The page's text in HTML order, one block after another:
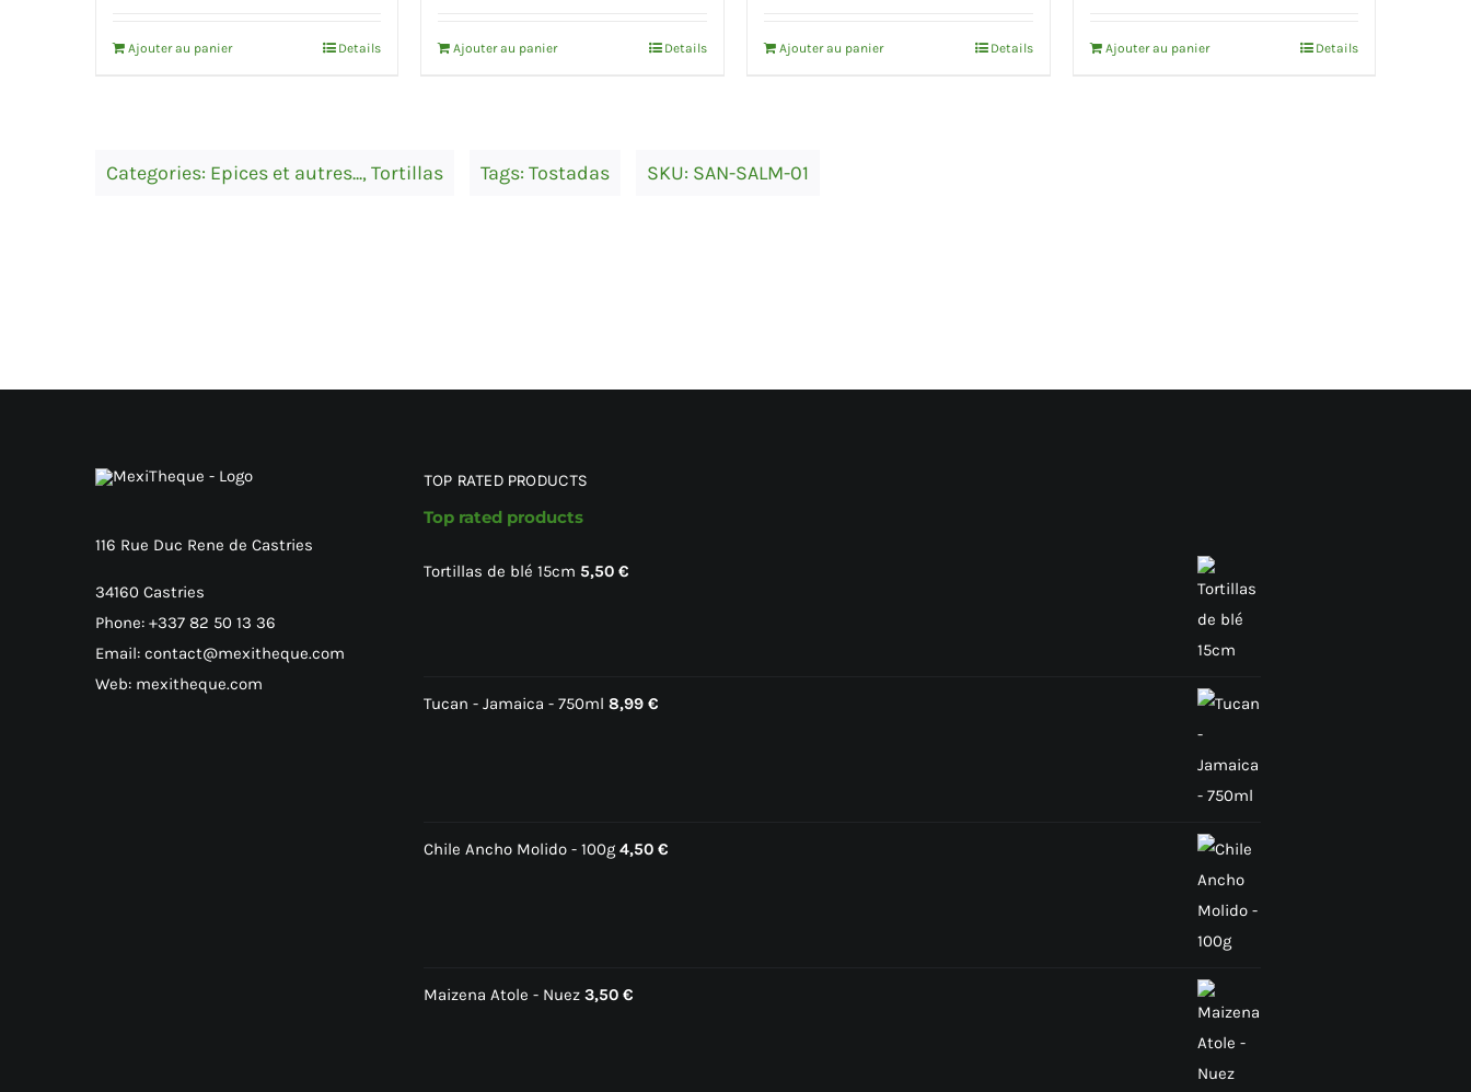
Ajouter au panier Details Ajouter au panier Details Ajouter au panier Details Ajouter au panier Details
Categories: Epices et autres...,Tortillas Tags: Tostadas SKU: SAN-SALM-01
116 Rue Duc Rene de Castries
34160 Castries
Phone: +337 82 50 13 36
Email: contact@mexitheque.com
Web: mexitheque.com
TOP RATED PRODUCTS
Top rated products
Tortillas de blé 15cm 5,50 €
Tucan - Jamaica - 750ml 8,99 €
Chile Ancho Molido - 100g 4,50 €
Maizena Atole - Nuez 3,50 €